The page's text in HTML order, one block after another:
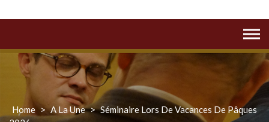
Home > A La Une > Séminaire Lors De Vacances De Pâques